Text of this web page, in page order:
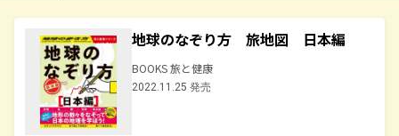
地球のなぞり方 旅地図 日本編
BOOKS 旅と健康
2022.11.25 発売